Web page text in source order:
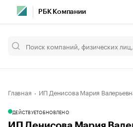
РБК Компании
Главная ИП Денисова Мария
ДЕЙСТВУЕТОБНОВЛЕНО